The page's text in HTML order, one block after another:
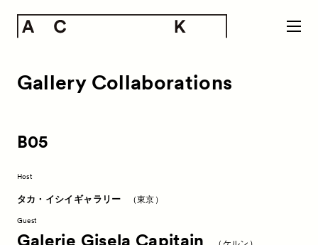
Gallery Collaborations
B05
Host
タカ・イシイギャラリー （東京）
Guest
Galerie Gisela Capitain